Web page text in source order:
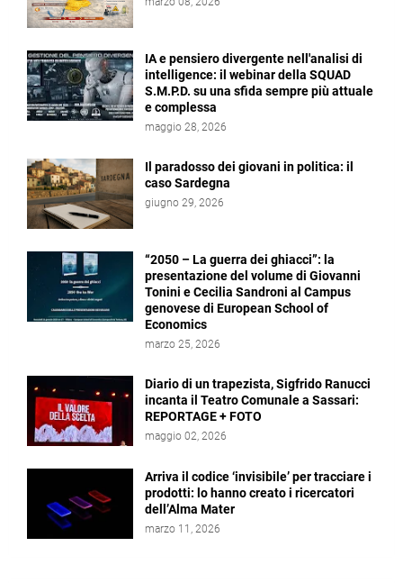
IA e pensiero divergente nell'analisi di
intelligence: il webinar della SQUAD
S.M.P.D. su una sfida sempre più attuale
e complessa
maggio 28, 2026
Il paradosso dei giovani in politica: il
caso Sardegna
giugno 29, 2026
“2050 – La guerra dei ghiacci”: la
presentazione del volume di Giovanni
Tonini e Cecilia Sandroni al Campus
genovese di European School of
Economics
marzo 25, 2026
Diario di un trapezista, Sigfrido Ranucci
incanta il Teatro Comunale a Sassari:
REPORTAGE + FOTO
maggio 02, 2026
Arriva il codice ‘invisibile’ per tracciare i
prodotti: lo hanno creato i ricercatori
dell’Alma Mater
marzo 11, 2026